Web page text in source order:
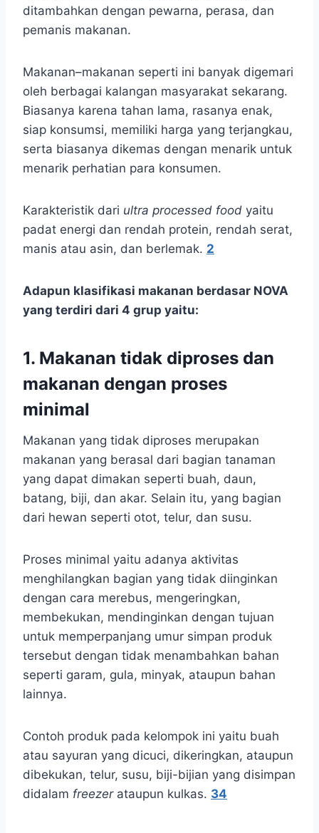
ditambahkan dengan pewarna, perasa, dan
pemanis makanan.
Makanan–makanan seperti ini banyak digemari
oleh berbagai kalangan masyarakat sekarang.
Biasanya karena tahan lama, rasanya enak,
siap konsumsi, memiliki harga yang terjangkau,
serta biasanya dikemas dengan menarik untuk
menarik perhatian para konsumen.
Karakteristik dari ultra processed food yaitu
padat energi dan rendah protein, rendah serat,
manis atau asin, dan berlemak. 2
Adapun klasifikasi makanan berdasar NOVA
yang terdiri dari 4 grup yaitu:
1. Makanan tidak diproses dan
makanan dengan proses
minimal
Makanan yang tidak diproses merupakan
makanan yang berasal dari bagian tanaman
yang dapat dimakan seperti buah, daun,
batang, biji, dan akar. Selain itu, yang bagian
dari hewan seperti otot, telur, dan susu.
Proses minimal yaitu adanya aktivitas
menghilangkan bagian yang tidak diinginkan
dengan cara merebus, mengeringkan,
membekukan, mendinginkan dengan tujuan
untuk memperpanjang umur simpan produk
tersebut dengan tidak menambahkan bahan
seperti garam, gula, minyak, ataupun bahan
lainnya.
Contoh produk pada kelompok ini yaitu buah
atau sayuran yang dicuci, dikeringkan, ataupun
dibekukan, telur, susu, biji-bijian yang disimpan
didalam freezer ataupun kulkas. 34